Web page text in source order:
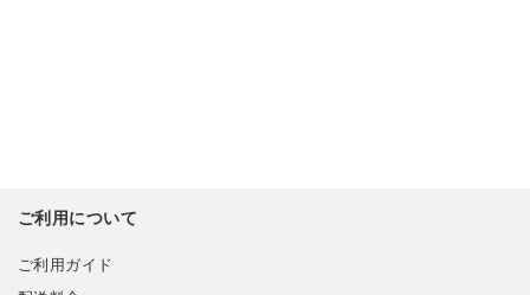
ご利用について
ご利用ガイド